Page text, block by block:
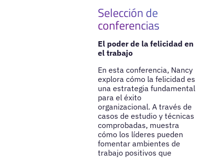
Selección de
conferencias
El poder de la felicidad en
el trabajo
En esta conferencia, Nancy
explora cómo la felicidad es
una estrategia fundamental
para el éxito
organizacional. A través de
casos de estudio y técnicas
comprobadas, muestra
cómo los líderes pueden
fomentar ambientes de
trabajo positivos que